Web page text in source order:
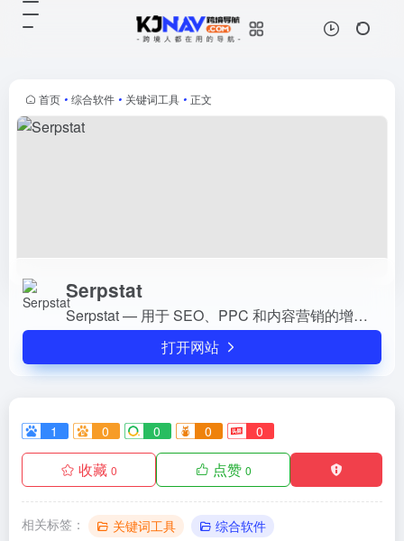
首页 • 综合软件 • 关键词工具 • 正文
Serpstat
Serpstat — 用于 SEO、PPC 和内容营销的增长工具
打开网站
1 0 0 0 0
收藏 0 点赞 0
相关标签： 关键词工具 综合软件